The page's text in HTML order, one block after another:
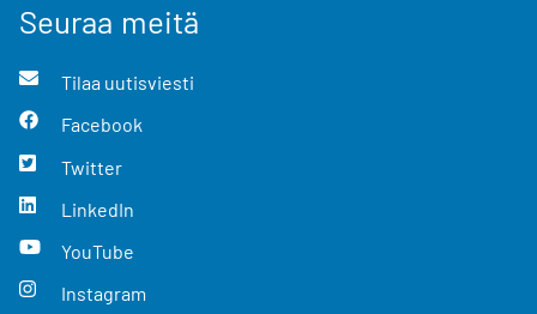
Seuraa meitä
Tilaa uutisviesti
Facebook
Twitter
LinkedIn
YouTube
Instagram